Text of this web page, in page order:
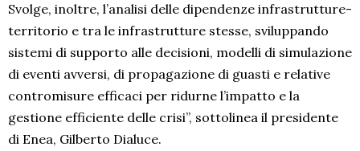
Svolge, inoltre, l’analisi delle dipendenze infrastrutture-
territorio e tra le infrastrutture stesse, sviluppando
sistemi di supporto alle decisioni, modelli di simulazione
di eventi avversi, di propagazione di guasti e relative
contromisure efficaci per ridurne l’impatto e la
gestione efficiente delle crisi”, sottolinea il presidente
di Enea, Gilberto Dialuce.